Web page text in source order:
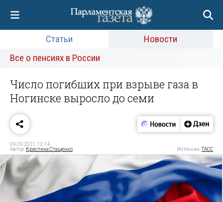
Статьи
Новости
Все о пенсиях в России
Число погибших при взрыве газа в
Ногинске выросло до семи
09.09.2021 12:14
Автор: Кристина Стащенко Источник:ТАСС